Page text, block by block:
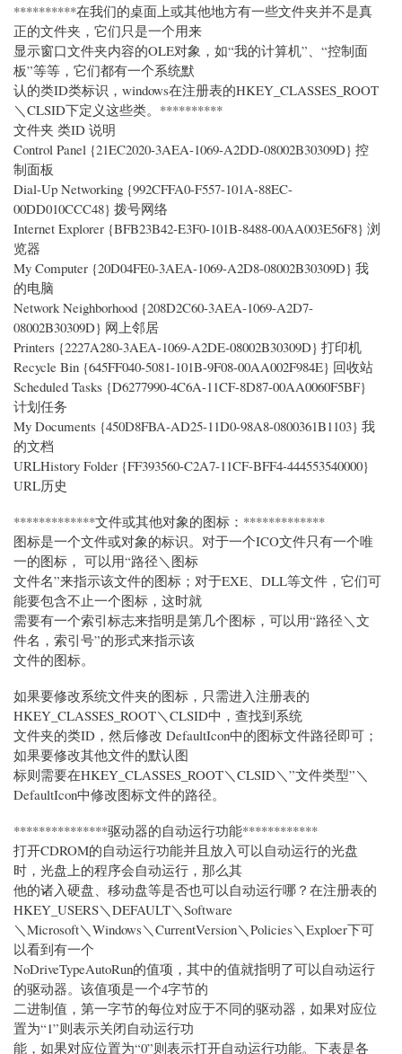
**********在我们的桌面上或其他地方有一些文件夹并不是真
正的文件夹，它们只是一个用来
显示窗口文件夹内容的OLE对象，如“我的计算机”、“控制面
板”等等，它们都有一个系统默
认的类ID类标识，windows在注册表的HKEY_CLASSES_ROOT
＼CLSID下定义这些类。**********
文件夹 类ID 说明
Control Panel {21EC2020-3AEA-1069-A2DD-08002B30309D} 控
制面板
Dial-Up Networking {992CFFA0-F557-101A-88EC-
00DD010CCC48} 拨号网络
Internet Explorer {BFB23B42-E3F0-101B-8488-00AA003E56F8} 浏
览器
My Computer {20D04FE0-3AEA-1069-A2D8-08002B30309D} 我
的电脑
Network Neighborhood {208D2C60-3AEA-1069-A2D7-
08002B30309D} 网上邻居
Printers {2227A280-3AEA-1069-A2DE-08002B30309D} 打印机
Recycle Bin {645FF040-5081-101B-9F08-00AA002F984E} 回收站
Scheduled Tasks {D6277990-4C6A-11CF-8D87-00AA0060F5BF}
计划任务
My Documents {450D8FBA-AD25-11D0-98A8-0800361B1103} 我
的文档
URLHistory Folder {FF393560-C2A7-11CF-BFF4-444553540000}
URL历史
*************文件或其他对象的图标：*************
图标是一个文件或对象的标识。对于一个ICO文件只有一个唯
一的图标， 可以用“路径＼图标
文件名”来指示该文件的图标；对于EXE、DLL等文件，它们可
能要包含不止一个图标，这时就
需要有一个索引标志来指明是第几个图标，可以用“路径＼文
件名，索引号”的形式来指示该
文件的图标。
如果要修改系统文件夹的图标，只需进入注册表的
HKEY_CLASSES_ROOT＼CLSID中，查找到系统
文件夹的类ID，然后修改 DefaultIcon中的图标文件路径即可；
如果要修改其他文件的默认图
标则需要在HKEY_CLASSES_ROOT＼CLSID＼”文件类型”＼
DefaultIcon中修改图标文件的路径。
***************驱动器的自动运行功能************
打开CDROM的自动运行功能并且放入可以自动运行的光盘
时，光盘上的程序会自动运行，那么其
他的诸入硬盘、移动盘等是否也可以自动运行哪？在注册表的
HKEY_USERS＼DEFAULT＼Software
＼Microsoft＼Windows＼CurrentVersion＼Policies＼Exploer下可
以看到有一个
NoDriveTypeAutoRun的值项，其中的值就指明了可以自动运行
的驱动器。该值项是一个4字节的
二进制值，第一字节的每位对应于不同的驱动器，如果对应位
置为“1”则表示关闭自动运行功
能，如果对应位置为“0”则表示打开自动运行功能。下表是各